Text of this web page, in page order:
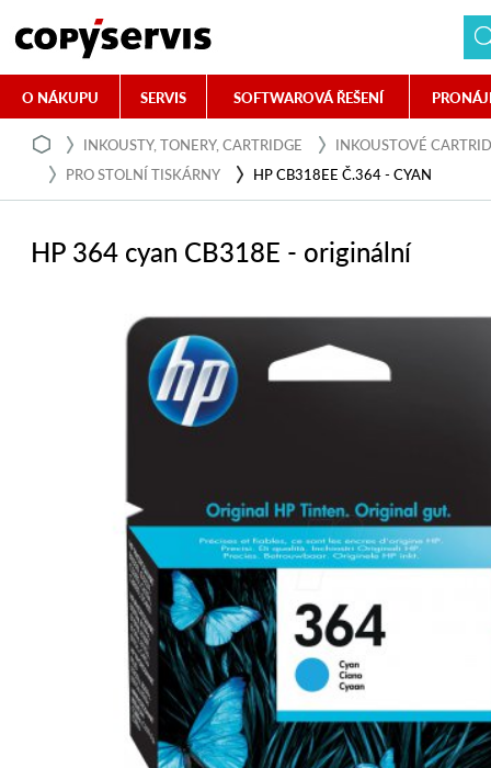
O NÁKUPU SERVIS SOFTWAROVÁ ŘEŠENÍ
INKOUSTY, TONERY, CARTRIDGE
INKOUSTOVÉ
PRO STOLNÍ TISKÁRNY
HP CB318EE Č.364 - CYAN
HP 364 cyan CB318E - originální